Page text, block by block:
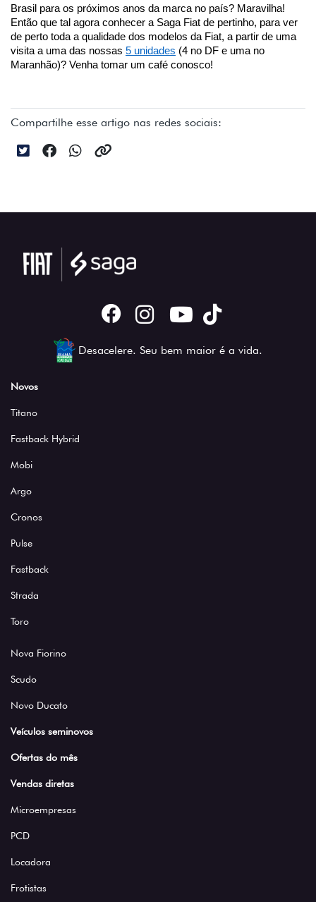
Brasil para os próximos anos da marca no país? Maravilha!
Então que tal agora conhecer a Saga Fiat de pertinho, para ver
de perto toda a qualidade dos modelos da Fiat, a partir de uma
visita a uma das nossas 5 unidades (4 no DF e uma no
Maranhão)? Venha tomar um café conosco!
Compartilhe esse artigo nas redes sociais:
Desacelere. Seu bem maior é a vida.
Novos
Titano
Fastback Hybrid
Mobi
Argo
Cronos
Pulse
Fastback
Strada
Toro
Nova Fiorino
Scudo
Novo Ducato
Veículos seminovos
Ofertas do mês
Vendas diretas
Microempresas
PCD
Locadora
Frotistas